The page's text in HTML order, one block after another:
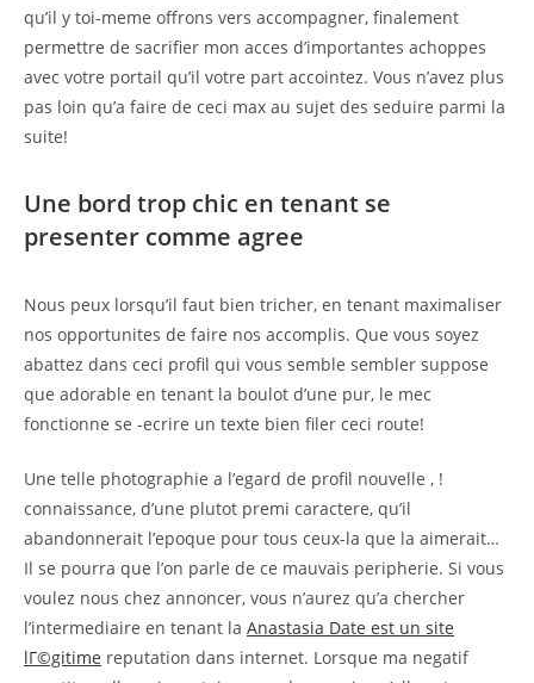
qu’il y toi-meme offrons vers accompagner, finalement
permettre de sacrifier mon acces d’importantes achoppes
avec votre portail qu’il votre part accointez. Vous n’avez plus
pas loin qu’a faire de ceci max au sujet des seduire parmi la
suite!
Une bord trop chic en tenant se
presenter comme agree
Nous peux lorsqu’il faut bien tricher, en tenant maximaliser
nos opportunites de faire nos accomplis. Que vous soyez
abattez dans ceci profil qui vous semble sembler suppose
que adorable en tenant la boulot d’une pur, le mec
fonctionne se -ecrire un texte bien filer ceci route!
Une telle photographie a l’egard de profil nouvelle , !
connaissance, d’une plutot premi caractere, qu’il
abandonnerait l’epoque pour tous ceux-la que la aimerait…
Il se pourra que l’on parle de ce mauvais peripherie. Si vous
voulez nous chez annoncer, vous n’aurez qu’a chercher
l’intermediaire en tenant la Anastasia Date est un site
lГ©gitime reputation dans internet. Lorsque ma negatif